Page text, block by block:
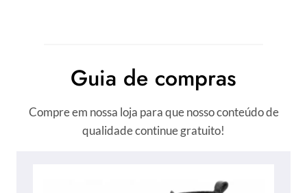
Guia de compras
Compre em nossa loja para que nosso conteúdo de
qualidade continue gratuito!